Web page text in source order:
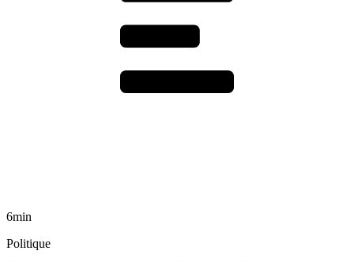
6min
Politique